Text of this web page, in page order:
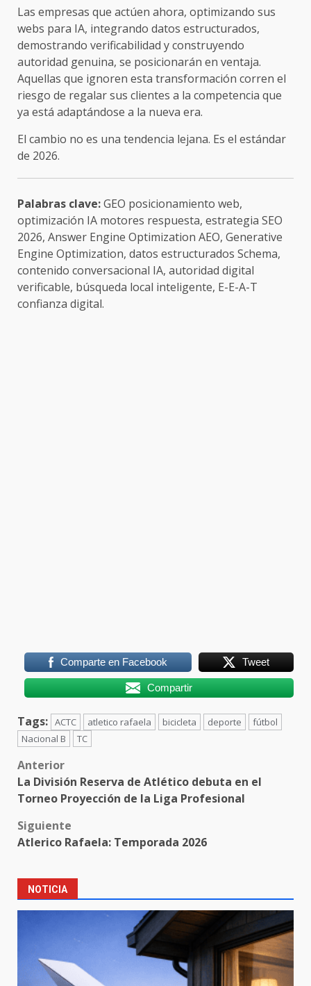
Las empresas que actúen ahora, optimizando sus
webs para IA, integrando datos estructurados,
demostrando verificabilidad y construyendo
autoridad genuina, se posicionarán en ventaja.
Aquellas que ignoren esta transformación corren el
riesgo de regalar sus clientes a la competencia que
ya está adaptándose a la nueva era.
El cambio no es una tendencia lejana. Es el estándar
de 2026.
Palabras clave:GEO posicionamiento web,
optimización IA motores respuesta, estrategia SEO
2026, Answer Engine Optimization AEO, Generative
Engine Optimization, datos estructurados Schema,
contenido conversacional IA, autoridad digital
verificable, búsqueda local inteligente, E-E-A-T
confianza digital.
Comparte en Facebook Tweet
Compartir
Tags: ACTC atletico rafaela bicicleta deporte
fútbol
Nacional B
TC
Post
navigation
Anterior
La División Reserva de Atlético debuta en el
Torneo Proyección de la Liga Profesional
Siguiente
Atlerico Rafaela: Temporada 2026
NOTICIA